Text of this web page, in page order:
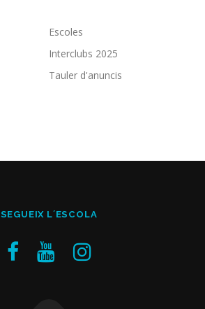
Escoles
Interclubs 2025
Tauler d'anuncis
SEGUEIX L´ESCOLA